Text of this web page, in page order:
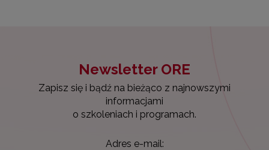
Newsletter ORE
Zapisz się i bądź na bieżąco z najnowszymi
informacjami
o szkoleniach i programach.
Adres e-mail: